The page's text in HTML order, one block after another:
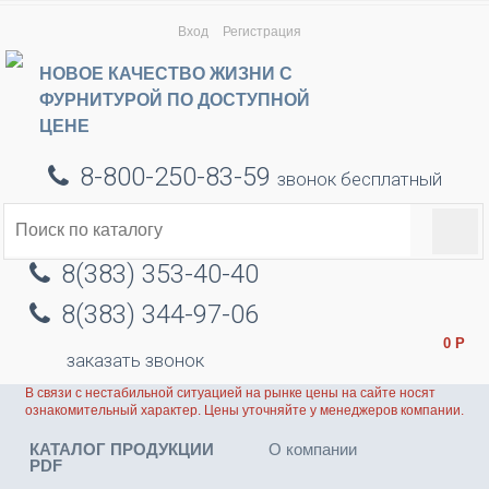
Вход Регистрация
НОВОЕ КАЧЕСТВО ЖИЗНИ С
ФУРНИТУРОЙ ПО ДОСТУПНОЙ
ЦЕНЕ
8-800-250-83-59 звонок бесплатный
8(383) 353-40-40
8(383) 344-97-06
заказать звонок
0 Р
В связи с нестабильной ситуацией на рынке цены на сайте носят
ознакомительный характер. Цены уточняйте у менеджеров компании.
КАТАЛОГ ПРОДУКЦИИ
PDF
О компании